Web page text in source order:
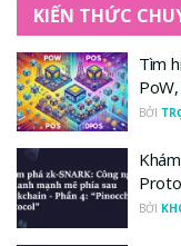
KIẾN THỨC
Tìm
BỞI
BỞI